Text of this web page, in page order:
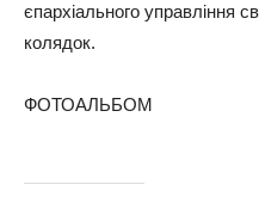
єпархіального управління
колядок.
ФОТОАЛЬБОМ